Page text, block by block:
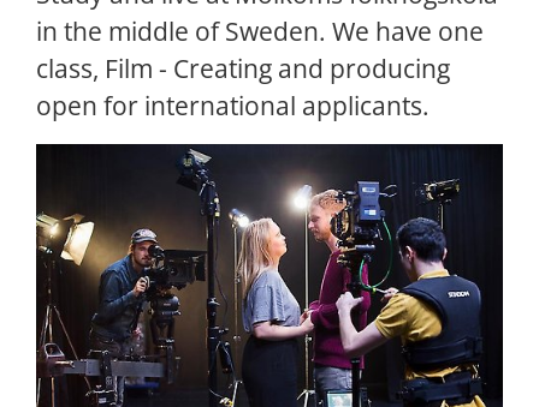
in the middle of Sweden. We have one
class, Film - Creating and producing
open for international applicants.